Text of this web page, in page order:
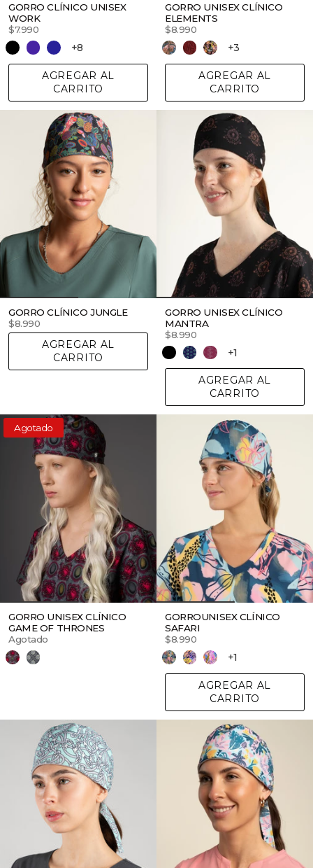
GORRO CLÍNICO UNISEX
WORK
$7.990
+8
AGREGAR AL
CARRITO
GORRO UNISEX CLÍNICO
ELEMENTS
$8.990
+3
AGREGAR AL
CARRITO
GORRO CLÍNICO JUNGLE
$8.990
AGREGAR AL
CARRITO
GORRO UNISEX CLÍNICO
MANTRA
$8.990
+1
AGREGAR AL
CARRITO
Agotado
GORRO UNISEX CLÍNICO
GAME OF THRONES
Agotado
GORROUNISEX CLÍNICO
SAFARI
$8.990
+1
AGREGAR AL
CARRITO